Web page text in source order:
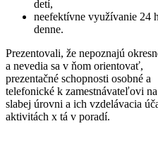
detí,
neefektívne využívanie 24
denne.
Prezentovali, že nepoznajú
a nevedia sa v ňom orientovať,
prezentačné schopnosti osobné a
telefonické k zamestnávateľovi
slabej úrovni a ich vzdelávacia
aktivitách x tá v poradí.